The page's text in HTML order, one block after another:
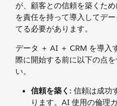
が、顧客との信頼を築くた
を責任を持って導入してデ
てる必要があります。
データ ＋ AI ＋ CRM を導入
際に開始する前に以下の点
い。
信頼を築く: 信頼は成功
ります。AI 使用の倫理